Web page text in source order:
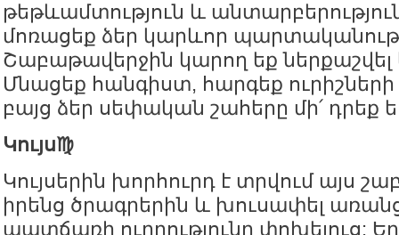
թեթևամտություն և
մոռացեք ձեր կարևոր
Շաբաթավերջին կարող եք ներքաշվել
Մնացեք հանգիստ, հարգեք ուրիշների
բայց ձեր սեփական շահերը մի՛ դրեք
Կույս♍️
Կույսերին խորհուրդ է տրվում այս
իրենց ծրագրերին և խուսափել
պատճառի ուղղությունը փոխելուց: